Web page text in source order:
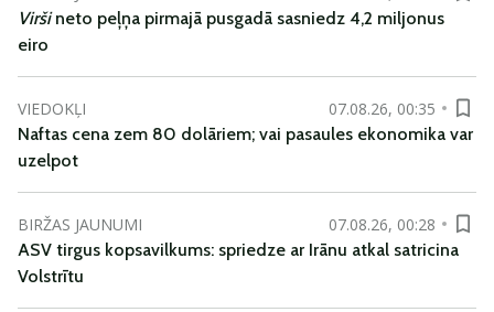
Viršineto peļņa pirmajā pusgadā sasniedz 4,2 miljonus
eiro
VIEDOKĻI
07.08.26, 00:35
Naftas cena zem 80 dolāriem; vai pasaules ekonomika var
uzelpot
BIRŽAS JAUNUMI
07.08.26, 00:28
ASV tirgus kopsavilkums: spriedze ar Irānu atkal satricina
Volstrītu